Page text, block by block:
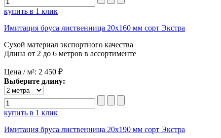
купить в 1 клик
Имитация бруса лиственница 20х160 мм сорт Экстра
Сухой материал экспортного качества
Длина от 2 до 6 метров в ассортименте
Цена / м²: 2 450 ₽
Выберите длину:
купить в 1 клик
Имитация бруса лиственница 20х190 мм сорт Экстра